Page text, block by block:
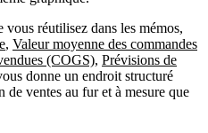
réutilisez dans les mémos,
, Valeur moyenne des commandes
(COGS), Prévisions de
donne un endroit structuré
de ventes au fur et à mesure que